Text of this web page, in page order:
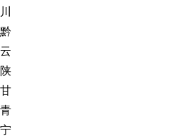
川
黔
云
陕
甘
青
宁